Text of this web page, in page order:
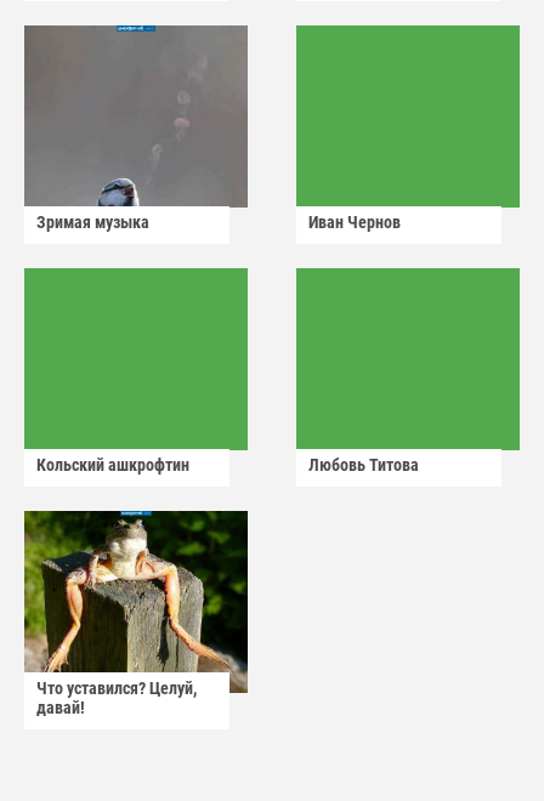
Зримая музыка Иван Чернов
Кольский ашкрофтин Любовь Титова
Что уставился? Целуй,
давай!